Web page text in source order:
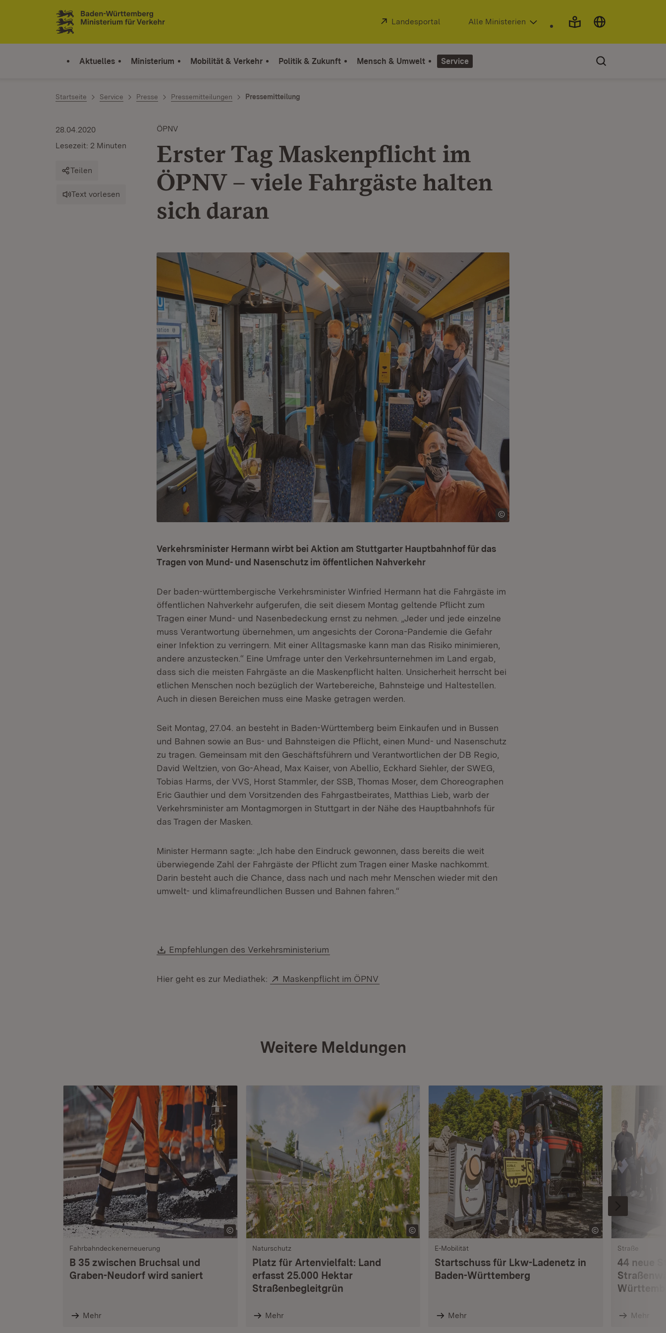
Zum Inhalt springen
Link zur Startseite
Extern:
Landesportal (Öffnet in neuem Fenster)
Alle Ministerien
Aktuelles Ministerium Mobilität & Verkehr Politik & Zukunft Mensch & Umwelt Service
Startseite Service Presse Pressemitteilungen Pressemitteilung
ÖPNV
Erster Tag Maskenpflicht im
ÖPNV – viele Fahrgäste halten
sich daran
28.04.2020
Lesezeit: 2 Minuten
Teilen
Text vorlesen
Verkehrsminister Hermann wirbt bei Aktion am Stuttgarter Hauptbahnhof für das
Tragen von Mund- und Nasenschutz im öffentlichen Nahverkehr
Der baden-württembergische Verkehrsminister Winfried Hermann hat die Fahrgäste im
öffentlichen Nahverkehr aufgerufen, die seit diesem Montag geltende Pflicht zum
Tragen einer Mund- und Nasenbedeckung ernst zu nehmen. „Jeder und jede einzelne
muss Verantwortung übernehmen, um angesichts der Corona-Pandemie die Gefahr
einer Infektion zu verringern. Mit einer Alltagsmaske kann man das Risiko minimieren,
andere anzustecken.“ Eine Umfrage unter den Verkehrsunternehmen im Land ergab,
dass sich die meisten Fahrgäste an die Maskenpflicht halten. Unsicherheit herrscht bei
etlichen Menschen noch bezüglich der Wartebereiche, Bahnsteige und Haltestellen.
Auch in diesen Bereichen muss eine Maske getragen werden.
Seit Montag, 27.04. an besteht in Baden-Württemberg beim Einkaufen und in Bussen
und Bahnen sowie an Bus- und Bahnsteigen die Pflicht, einen Mund- und Nasenschutz
zu tragen. Gemeinsam mit den Geschäftsführern und Verantwortlichen der DB Regio,
David Weltzien, von Go-Ahead, Max Kaiser, von Abellio, Eckhard Siehler, der SWEG,
Tobias Harms, der VVS, Horst Stammler, der SSB, Thomas Moser, dem Choreographen
Eric Gauthier und dem Vorsitzenden des Fahrgastbeirates, Matthias Lieb, warb der
Verkehrsminister am Montagmorgen in Stuttgart in der Nähe des Hauptbahnhofs für
das Tragen der Masken.
Minister Hermann sagte: „Ich habe den Eindruck gewonnen, dass bereits die weit
überwiegende Zahl der Fahrgäste der Pflicht zum Tragen einer Maske nachkommt.
Darin besteht auch die Chance, dass nach und nach mehr Menschen wieder mit den
umwelt- und klimafreundlichen Bussen und Bahnen fahren.“
Download:
Empfehlungen des Verkehrsministerium
Hier geht es zur Mediathek: Extern:
Maskenpflicht im ÖPNV
Weitere Meldungen
Fahrbahndeckenerneuerung
B 35 zwischen Bruchsal und
Graben-Neudorf wird saniert
Mehr
Naturschutz
Platz für Artenvielfalt: Land
erfasst 25.000 Hektar
Straßenbegleitgrün
Mehr
E-Mobilität
Startschuss für Lkw-Ladenetz in
Baden-Württemberg
Mehr
Straße
44 neue
Mehr